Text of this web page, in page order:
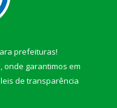
prefeituras!
onde garantimos em
leis de transparência